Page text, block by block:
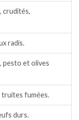
crudités,
radis.
pesto et olives
truites fumées.
durs.